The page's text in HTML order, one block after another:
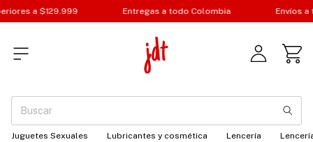
a $129.999 Entregas a todo Colombia Envíos a
Juguetes Sexuales Lubricantes y cosmética Lencería